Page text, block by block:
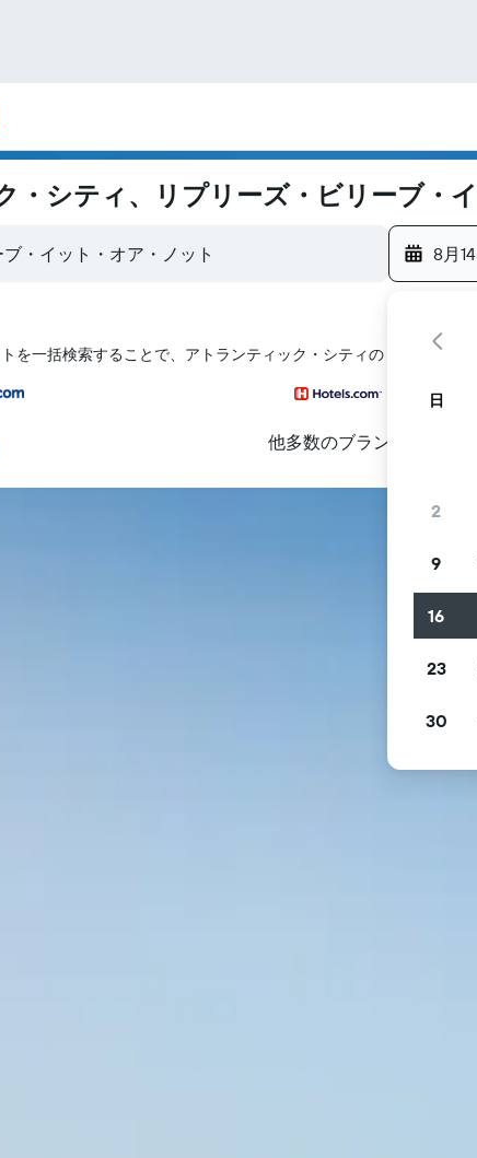
・シティ、リプリーズ・ビリーブ・
8月
を一括検索することで、アトランティック・シティ​のリプリー
他多数のブランド
日
2
9
16
23
30